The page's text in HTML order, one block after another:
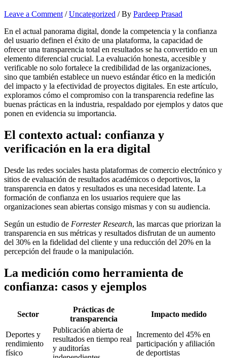
Leave a Comment /Uncategorized / By Pardeep Prasad
En el actual panorama digital, donde la competencia y la confianza
del usuario definen el éxito de una plataforma, la capacidad de
ofrecer una transparencia total en resultados se ha convertido en un
elemento diferencial crucial. La evaluación honesta, accesible y
verificable no solo fortalece la credibilidad de las organizaciones,
sino que también establece un nuevo estándar ético en la medición
del impacto y la efectividad de proyectos digitales. En este artículo,
exploramos cómo el compromiso con la transparencia redefine las
buenas prácticas en la industria, respaldado por ejemplos y datos que
ponen en evidencia su importancia.
El contexto actual: confianza y
verificación en la era digital
Desde las redes sociales hasta plataformas de comercio electrónico y
sitios de evaluación de resultados académicos o deportivos, la
transparencia en datos y resultados es una necesidad latente. La
formación de confianza en los usuarios requiere que las
organizaciones sean abiertas consigo mismas y con su audiencia.
Según un estudio de Forrester Research, las marcas que priorizan la
transparencia en sus métricas y resultados disfrutan de un aumento
del 30% en la fidelidad del cliente y una reducción del 20% en la
percepción del fraude o la manipulación.
La medición como herramienta de
confianza: casos y ejemplos
Sector
Prácticas de
transparencia
Impacto medido
Deportes y
rendimiento
físico
Publicación abierta de
resultados en tiempo real
y auditorías
Incremento del 45% en
participación y afiliación
de deportistas